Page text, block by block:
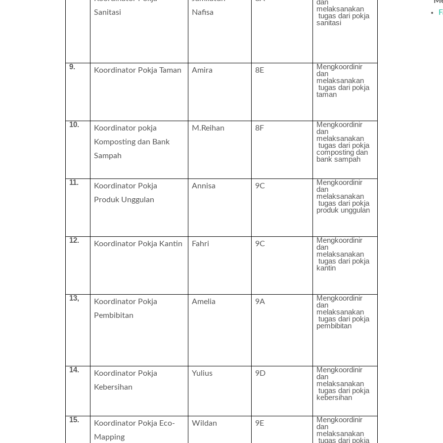
Sanitasi
Nafisa
dan
melaksanakan
tugas dari pokja
sanitasi
9. Koordinator Pokja Taman Amira 8E
Mengkoordinir
dan
melaksanakan
tugas dari pokja
taman
10.
Koordinator pokja
Komposting dan Bank
Sampah
M.Reihan 8F
Mengkoordinir
dan
melaksanakan
tugas dari pokja
composting dan
bank sampah
11.
Koordinator Pokja
Produk Unggulan
Annisa 9C
Mengkoordinir
dan
melaksanakan
tugas dari pokja
produk unggulan
12. Koordinator Pokja Kantin Fahri 9C
Mengkoordinir
dan
melaksanakan
tugas dari pokja
kantin
13,
Koordinator Pokja
Pembibitan
Amelia 9A
Mengkoordinir
dan
melaksanakan
tugas dari pokja
pembibitan
14.
Koordinator Pokja
Kebersihan
Yulius 9D
Mengkoordinir
dan
melaksanakan
tugas dari pokja
kebersihan
15.
Koordinator Pokja Eco-
Mapping
Wildan 9E
Mengkoordinir
dan
melaksanakan
tugas dari pokja